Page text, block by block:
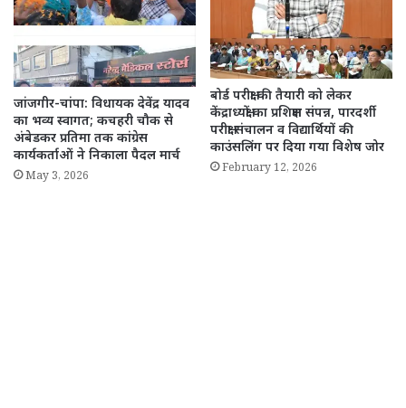
जांजगीर-चांपा: विधायक देवेंद्र यादव
का भव्य स्वागत; कचहरी चौक से
अंबेडकर प्रतिमा तक कांग्रेस
कार्यकर्ताओं ने निकाला पैदल मार्च
May 3, 2026
बोर्ड परीक्षा की तैयारी को लेकर
केंद्राध्यक्षों का प्रशिक्षण संपन्न, पारदर्शी
परीक्षा संचालन व विद्यार्थियों की
काउंसलिंग पर दिया गया विशेष जोर
February 12, 2026